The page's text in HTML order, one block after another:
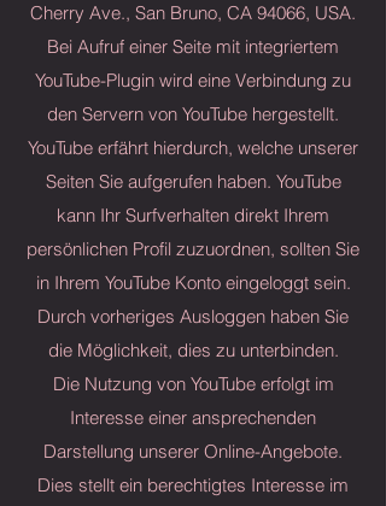
Cherry Ave., San Bruno, CA 94066, USA.
Bei Aufruf einer Seite mit integriertem
YouTube-Plugin wird eine Verbindung zu
den Servern von YouTube hergestellt.
YouTube erfährt hierdurch, welche unserer
Seiten Sie aufgerufen haben. YouTube
kann Ihr Surfverhalten direkt Ihrem
persönlichen Profil zuzuordnen, sollten Sie
in Ihrem YouTube Konto eingeloggt sein.
Durch vorheriges Ausloggen haben Sie
die Möglichkeit, dies zu unterbinden.
Die Nutzung von YouTube erfolgt im
Interesse einer ansprechenden
Darstellung unserer Online-Angebote.
Dies stellt ein berechtigtes Interesse im